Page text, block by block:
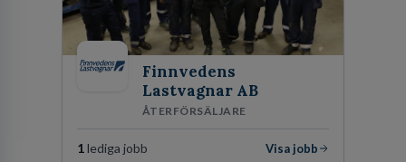
Finnvedens
Lastvagnar AB
ÅTERFÖRSÄLJARE
1 lediga jobb
Visa jobb